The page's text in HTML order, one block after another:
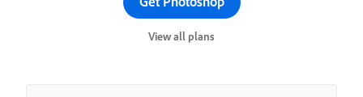
View all plans